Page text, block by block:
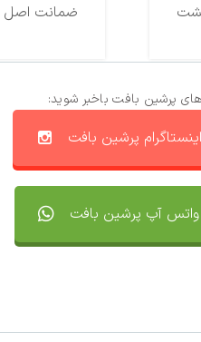
ضمانت اصل
پرشین بافت باخبر شوید:
اینستاگرام پرشین بافت
واتس آپ پرشین بافت